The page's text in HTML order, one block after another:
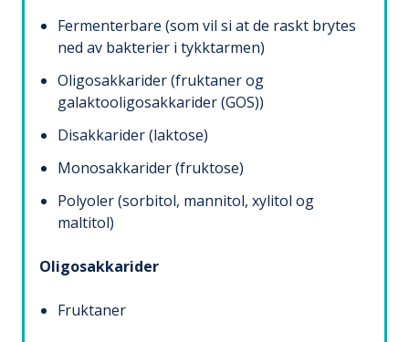
Fermenterbare (som vil si at de raskt brytes
ned av bakterier i tykktarmen)
Oligosakkarider (fruktaner og
galaktooligosakkarider (GOS))
Disakkarider (laktose)
Monosakkarider (fruktose)
Polyoler (sorbitol, mannitol, xylitol og
maltitol)
Oligosakkarider
Fruktaner